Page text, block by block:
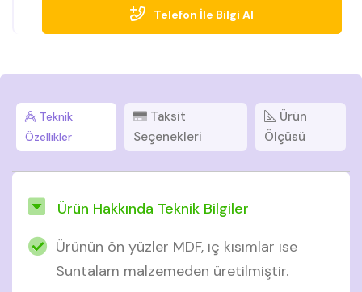
Telefon İle Bilgi Al
Teknik
Özellikler
Taksit
Seçenekleri
Ürün
Ölçüsü
Ürün Hakkında Teknik Bilgiler
Ürünün ön yüzler MDF, iç kısımlar ise
Suntalam malzemeden üretilmiştir.